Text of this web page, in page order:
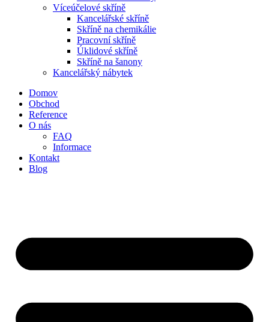
Víceúčelové skříně
Kancelářské skříně
Skříně na chemikálie
Pracovní skříně
Úklidové skříně
Skříně na šanony
Kancelářský nábytek
Domov
Obchod
Reference
O nás
FAQ
Informace
Kontakt
Blog